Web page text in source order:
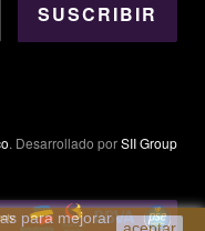
SUSCRIBIR
. Desarrollado porSII Group
para mejorar